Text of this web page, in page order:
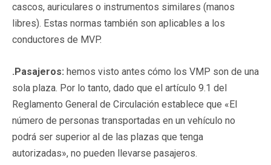
cascos, auriculares o instrumentos similares (manos
libres). Estas normas también son aplicables a los
conductores de MVP.
.Pasajeros: hemos visto antes cómo los VMP son de una
sola plaza. Por lo tanto, dado que el artículo 9.1 del
Reglamento General de Circulación establece que «El
número de personas transportadas en un vehículo no
podrá ser superior al de las plazas que tenga
autorizadas», no pueden llevarse pasajeros.